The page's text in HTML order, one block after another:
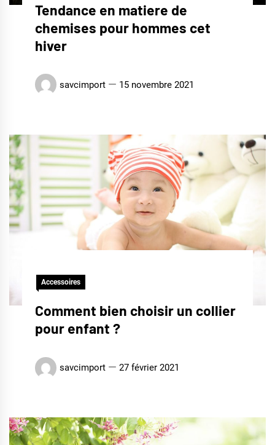
Tendance en matiere de
chemises pour hommes cet
hiver
savcimport 15 novembre 2021
Accessoires
Comment bien choisir un collier
pour enfant ?
savcimport 27 février 2021